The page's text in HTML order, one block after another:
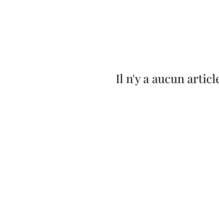
Il n'y a aucun